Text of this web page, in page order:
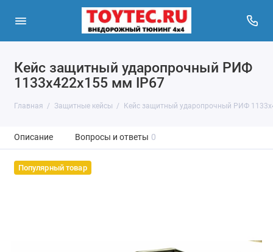
Кейс защитный ударопрочный РИФ
1133х422х155 мм IP67
Главная Защитные кейсы Кейс защитный ударопрочный РИФ
Описание Вопросы и ответы 0
Популярный товар